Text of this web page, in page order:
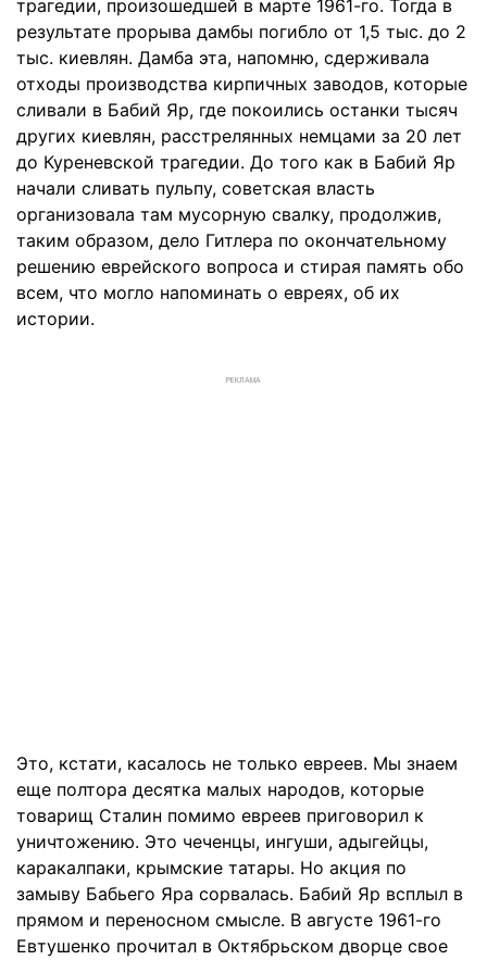
трагедии, произошедшей в марте 1961-го. Тогда в
результате прорыва дамбы погибло от 1,5 тыс. до 2
тыс. киевлян. Дамба эта, напомню, сдерживала
отходы производства кирпичных заводов, которые
сливали в Бабий Яр, где покоились останки тысяч
других киевлян, расстрелянных немцами за 20 лет
до Куреневской трагедии. До того как в Бабий Яр
начали сливать пульпу, советская власть
организовала там мусорную свалку, продолжив,
таким образом, дело Гитлера по окончательному
решению еврейского вопроса и стирая память обо
всем, что могло напоминать о евреях, об их
истории.
РЕКЛАМА
Это, кстати, касалось не только евреев. Мы знаем
еще полтора десятка малых народов, которые
товарищ Сталин помимо евреев приговорил к
уничтожению. Это чеченцы, ингуши, адыгейцы,
каракалпаки, крымские татары. Но акция по
замыву Бабьего Яра сорвалась. Бабий Яр всплыл в
прямом и переносном смысле. В августе 1961-го
Евтушенко прочитал в Октябрьском дворце свое